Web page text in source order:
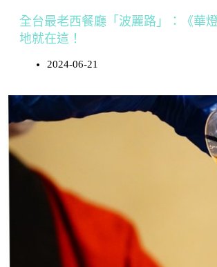
全台最老西餐廳「波麗路」：《華
地就在這！
2024-06-21